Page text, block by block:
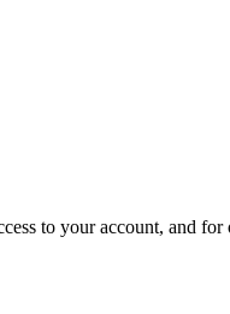
to your account, and